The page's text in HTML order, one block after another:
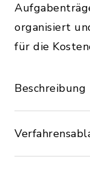
organisiert
für die
Beschreibung